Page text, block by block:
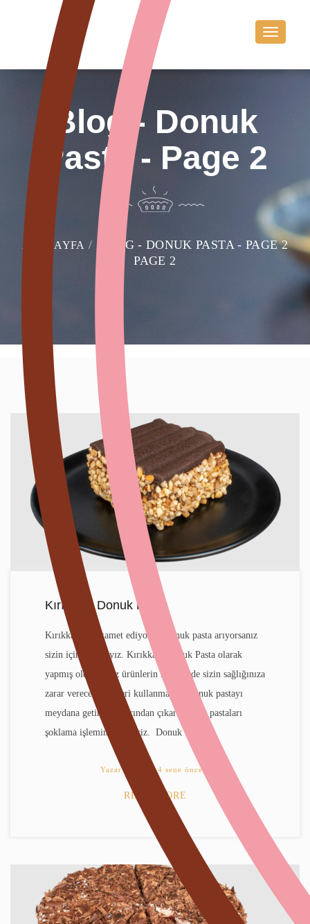
T
l
Blog - Donuk
Pasta - Page 2
ANASAYFA
BLOG - DONUK PASTA - PAGE 2
PAGE 2
Kırıkkale Donuk Pasta
Kırıkkale’de ikamet ediyor ve donuk pasta arıyorsanız
sizin için buradayız. Kırıkkale Donuk Pasta olarak
yapmış olduğumuz ürünlerin hiçbirinde sizin sağlığınıza
zarar verecek ürünleri kullanmayız. Donuk pastayı
meydana getirirken fırından çıkar çıkmaz pastaları
şoklama işlemine geçiririz. Donuk
Yazar 4 sene önce
READ MORE